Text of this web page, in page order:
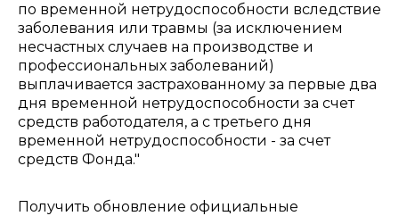
по временной нетрудоспособности вследствие
заболевания или травмы (за исключением
несчастных случаев на производстве и
профессиональных заболеваний)
выплачивается застрахованному за первые два
дня временной нетрудоспособности за счет
средств работодателя, а с третьего дня
временной нетрудоспособности - за счет
средств Фонда."
Получить обновление официальные